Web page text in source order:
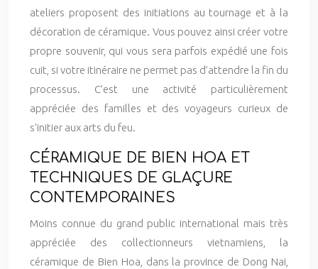
ateliers proposent des initiations au tournage et à la
décoration de céramique. Vous pouvez ainsi créer votre
propre souvenir, qui vous sera parfois expédié une fois
cuit, si votre itinéraire ne permet pas d’attendre la fin du
processus. C’est une activité particulièrement
appréciée des familles et des voyageurs curieux de
s’initier aux arts du feu.
CÉRAMIQUE DE BIEN HOA ET
TECHNIQUES DE GLAÇURE
CONTEMPORAINES
Moins connue du grand public international mais très
appréciée des collectionneurs vietnamiens, la
céramique de Bien Hoa, dans la province de Dong Nai,